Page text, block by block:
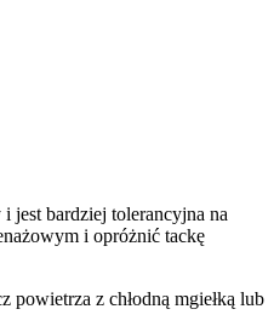
jest bardziej tolerancyjna na
i opróżnić tackę
z chłodną mgiełką lub